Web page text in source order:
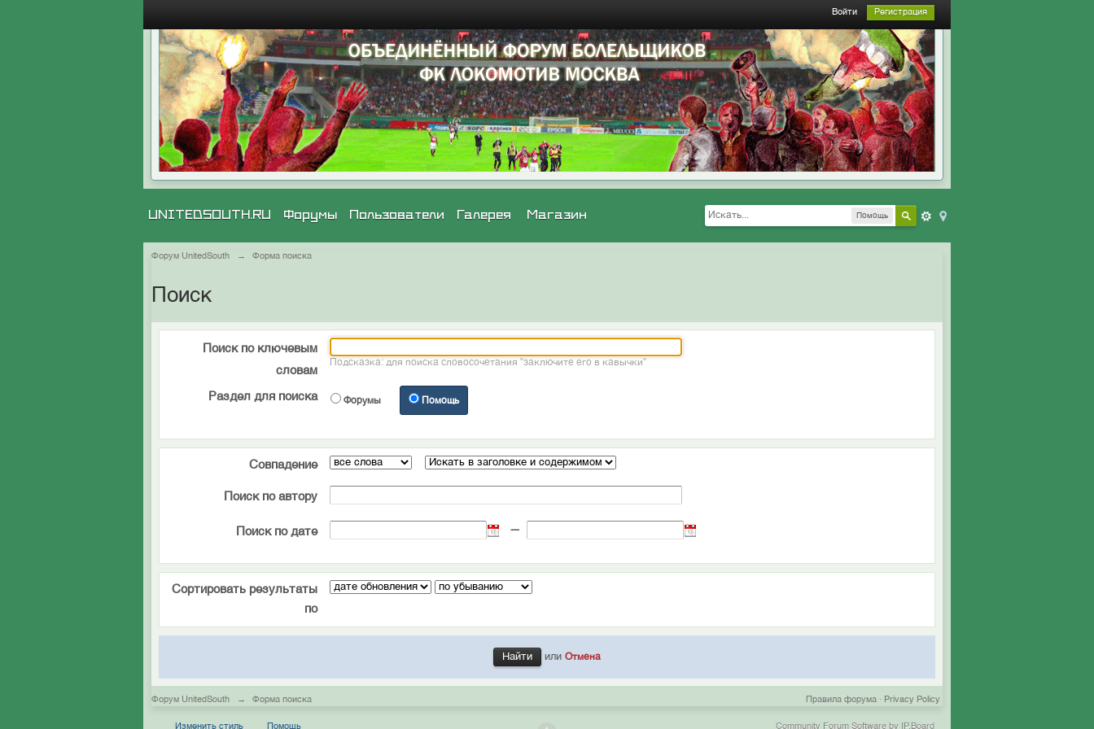
Войти Регистрация
Помощь
UNITEDSOUTH.RU Галерея Магазин
Форумы Пользователи
Форум UnitedSouth → Форма поиска
Поиск
Поиск по ключевым
словам
Подсказка: для поиска словосочетания "заключите его в кавычки"
Раздел для поиска Форумы Помощь
Совпадение
Поиск по автору
Поиск по дате —
Сортировать результаты
по
или Отмена
Форум UnitedSouth → Форма поиска Privacy Policy
Правила форума ·
Изменить стиль Помощь Community Forum Software by IP.Board